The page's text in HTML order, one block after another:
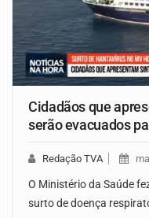
Cidadãos que
serão evacuados
Redação TVA
O Ministério da Saúde
surto de doença